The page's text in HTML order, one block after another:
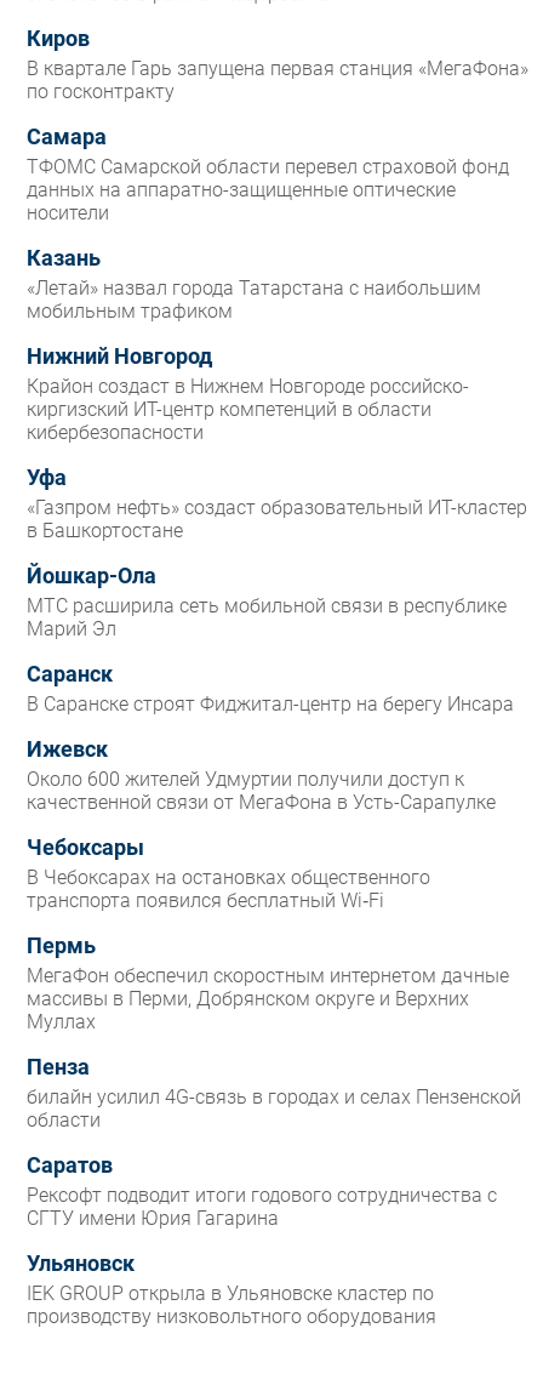
Киров
В квартале Гарь запущена первая станция «МегаФона»
по госконтракту
Самара
ТФОМС Самарской области перевел страховой фонд
данных на аппаратно-защищенные оптические
носители
Казань
«Летай» назвал города Татарстана с наибольшим
мобильным трафиком
Нижний Новгород
Крайон создаст в Нижнем Новгороде российско-
киргизский ИТ-центр компетенций в области
кибербезопасности
Уфа
«Газпром нефть» создаст образовательный ИТ-кластер
в Башкортостане
Йошкар-Ола
МТС расширила сеть мобильной связи в республике
Марий Эл
Саранск
В Саранске строят Фиджитал-центр на берегу Инсара
Ижевск
Около 600 жителей Удмуртии получили доступ к
качественной связи от МегаФона в Усть-Сарапулке
Чебоксары
В Чебоксарах на остановках общественного
транспорта появился бесплатный Wi‑Fi
Пермь
МегаФон обеспечил скоростным интернетом дачные
массивы в Перми, Добрянском округе и Верхних
Муллах
Пенза
билайн усилил 4G-связь в городах и селах Пензенской
области
Саратов
Рексофт подводит итоги годового сотрудничества с
СГТУ имени Юрия Гагарина
Ульяновск
IEK GROUP открыла в Ульяновске кластер по
производству низковольтного оборудования